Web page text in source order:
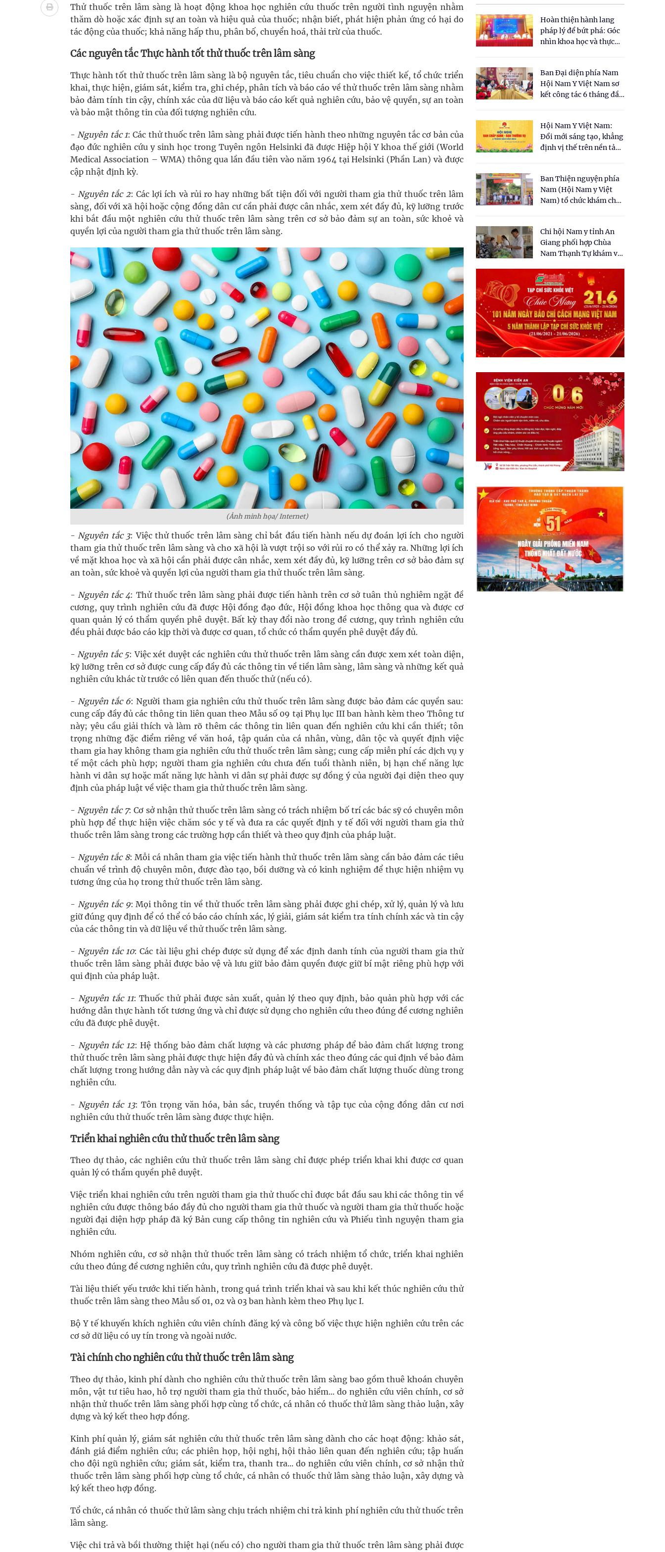
Vương Thành Công: Khi việc học bắt đầu từ trải nghiệm thực tế
Chấn chỉnh hoạt động kinh doanh dược liệu
Giải pháp nâng cao thị lực thời hiện đại
Triển khai đồng bộ các giải pháp quản lý chất lượng thuốc
Thử thuốc trên lâm sàng là hoạt động khoa học nghiên cứu thuốc trên người tình nguyện nhằm
thăm dò hoặc xác định sự an toàn và hiệu quả của thuốc; nhận biết, phát hiện phản ứng có hại do
tác động của thuốc; khả năng hấp thu, phân bố, chuyển hoá, thải trừ của thuốc.
Các nguyên tắc Thực hành tốt thử thuốc trên lâm sàng
Thực hành tốt thử thuốc trên lâm sàng là bộ nguyên tắc, tiêu chuẩn cho việc thiết kế, tổ chức triển
khai, thực hiện, giám sát, kiểm tra, ghi chép, phân tích và báo cáo về thử thuốc trên lâm sàng nhằm
bảo đảm tính tin cậy, chính xác của dữ liệu và báo cáo kết quả nghiên cứu, bảo vệ quyền, sự an toàn
và bảo mật thông tin của đối tượng nghiên cứu.
- Nguyên tắc 1: Các thử thuốc trên lâm sàng phải được tiến hành theo những nguyên tắc cơ bản của
đạo đức nghiên cứu y sinh học trong Tuyên ngôn Helsinki đã được Hiệp hội Y khoa thế giới (World
Medical Association – WMA) thông qua lần đầu tiên vào năm 1964 tại Helsinki (Phần Lan) và được
cập nhật định kỳ.
- Nguyên tắc 2: Các lợi ích và rủi ro hay những bất tiện đối với người tham gia thử thuốc trên lâm
sàng, đối với xã hội hoặc cộng đồng dân cư cần phải được cân nhắc, xem xét đầy đủ, kỹ lưỡng trước
khi bắt đầu một nghiên cứu thử thuốc trên lâm sàng trên cơ sở bảo đảm sự an toàn, sức khoẻ và
quyền lợi của người tham gia thử thuốc trên lâm sàng.
(Ảnh minh họa/ Internet)
- Nguyên tắc 3: Việc thử thuốc trên lâm sàng chỉ bắt đầu tiến hành nếu dự đoán lợi ích cho người
tham gia thử thuốc trên lâm sàng và cho xã hội là vượt trội so với rủi ro có thể xảy ra. Những lợi ích
về mặt khoa học và xã hội cần phải được cân nhắc, xem xét đầy đủ, kỹ lưỡng trên cơ sở bảo đảm sự
an toàn, sức khoẻ và quyền lợi của người tham gia thử thuốc trên lâm sàng.
- Nguyên tắc 4: Thử thuốc trên lâm sàng phải được tiến hành trên cơ sở tuân thủ nghiêm ngặt đề
cương, quy trình nghiên cứu đã được Hội đồng đạo đức, Hội đồng khoa học thông qua và được cơ
quan quản lý có thẩm quyền phê duyệt. Bất kỳ thay đổi nào trong đề cương, quy trình nghiên cứu
đều phải được báo cáo kịp thời và được cơ quan, tổ chức có thẩm quyền phê duyệt đầy đủ.
- Nguyên tắc 5: Việc xét duyệt các nghiên cứu thử thuốc trên lâm sàng cần được xem xét toàn diện,
kỹ lưỡng trên cơ sở được cung cấp đầy đủ các thông tin về tiền lâm sàng, lâm sàng và những kết quả
nghiên cứu khác từ trước có liên quan đến thuốc thử (nếu có).
- Nguyên tắc 6: Người tham gia nghiên cứu thử thuốc trên lâm sàng được bảo đảm các quyền sau:
cung cấp đầy đủ các thông tin liên quan theo Mẫu số 09 tại Phụ lục III ban hành kèm theo Thông tư
này; yêu cầu giải thích và làm rõ thêm các thông tin liên quan đến nghiên cứu khi cần thiết; tôn
trọng những đặc điểm riêng về văn hoá, tập quán của cá nhân, vùng, dân tộc và quyết định việc
tham gia hay không tham gia nghiên cứu thử thuốc trên lâm sàng; cung cấp miễn phí các dịch vụ y
tế một cách phù hợp; người tham gia nghiên cứu chưa đến tuổi thành niên, bị hạn chế năng lực
hành vi dân sự hoặc mất năng lực hành vi dân sự phải được sự đồng ‎ý của người đại diện theo quy
định của pháp luật về việc tham gia thử thuốc trên lâm sàng.
- Nguyên tắc 7: Cơ sở nhận thử thuốc trên lâm sàng có trách nhiệm bố trí các bác sỹ có chuyên môn
phù hợp để thực hiện việc chăm sóc y tế và đưa ra các quyết định y tế đối với người tham gia thử
thuốc trên lâm sàng trong các trường hợp cần thiết và theo quy định của pháp luật.
- Nguyên tắc 8: Mỗi cá nhân tham gia việc tiến hành thử thuốc trên lâm sàng cần bảo đảm các tiêu
chuẩn về trình độ chuyên môn, được đào tạo, bồi dưỡng và có kinh nghiệm để thực hiện nhiệm vụ
tương ứng của họ trong thử thuốc trên lâm sàng.
- Nguyên tắc 9: Mọi thông tin về thử thuốc trên lâm sàng phải được ghi chép, xử lý, quản lý và lưu
giữ đúng quy định để có thể có báo cáo chính xác, lý giải, giám sát kiểm tra tính chính xác và tin cậy
của các thông tin và dữ liệu về thử thuốc trên lâm sàng.
- Nguyên tắc 10: Các tài liệu ghi chép được sử dụng để xác định danh tính của người tham gia thử
thuốc trên lâm sàng phải được bảo vệ và lưu giữ bảo đảm quyền được giữ bí mật riêng phù hợp với
qui định của pháp luật.
- Nguyên tắc 11: Thuốc thử phải được sản xuất, quản lý theo quy định, bảo quản phù hợp với các
hướng dẫn thực hành tốt tương ứng và chỉ được sử dụng cho nghiên cứu theo đúng đề cương nghiên
cứu đã được phê duyệt.
- Nguyên tắc 12: Hệ thống bảo đảm chất lượng và các phương pháp để bảo đảm chất lượng trong
thử thuốc trên lâm sàng phải được thực hiện đầy đủ và chính xác theo đúng các qui định về bảo đảm
chất lượng trong hướng dẫn này và các quy định pháp luật về bảo đảm chất lượng thuốc dùng trong
nghiên cứu.
- Nguyên tắc 13: Tôn trọng văn hóa, bản sắc, truyền thống và tập tục của cộng đồng dân cư nơi
nghiên cứu thử thuốc trên lâm sàng được thực hiện.
Triển khai nghiên cứu thử thuốc trên lâm sàng
Theo dự thảo, các nghiên cứu thử thuốc trên lâm sàng chỉ được phép triển khai khi được cơ quan
quản lý có thẩm quyền phê duyệt.
Việc triển khai nghiên cứu trên người tham gia thử thuốc chỉ được bắt đầu sau khi các thông tin về
nghiên cứu được thông báo đầy đủ cho người tham gia thử thuốc và người tham gia thử thuốc hoặc
người đại diện hợp pháp đã ký Bản cung cấp thông tin nghiên cứu và Phiếu tình nguyện tham gia
nghiên cứu.
Nhóm nghiên cứu, cơ sở nhận thử thuốc trên lâm sàng có trách nhiệm tổ chức, triển khai nghiên
cứu theo đúng đề cương nghiên cứu, quy trình nghiên cứu đã được phê duyệt.
Tài liệu thiết yếu trước khi tiến hành, trong quá trình triển khai và sau khi kết thúc nghiên cứu thử
thuốc trên lâm sàng theo Mẫu số 01, 02 và 03 ban hành kèm theo Phụ lục I.
Bộ Y tế khuyến khích nghiên cứu viên chính đăng ký và công bố việc thực hiện nghiên cứu trên các
cơ sở dữ liệu có uy tín trong và ngoài nước.
Tài chính cho nghiên cứu thử thuốc trên lâm sàng
Theo dự thảo, kinh phí dành cho nghiên cứu thử thuốc trên lâm sàng bao gồm thuê khoán chuyên
môn, vật tư tiêu hao, hỗ trợ người tham gia thử thuốc, bảo hiểm... do nghiên cứu viên chính, cơ sở
nhận thử thuốc trên lâm sàng phối hợp cùng tổ chức, cá nhân có thuốc thử lâm sàng thảo luận, xây
dựng và ký kết theo hợp đồng.
Kinh phí quản lý, giám sát nghiên cứu thử thuốc trên lâm sàng dành cho các hoạt động: khảo sát,
đánh giá điểm nghiên cứu; các phiên họp, hội nghị, hội thảo liên quan đến nghiên cứu; tập huấn
cho đội ngũ nghiên cứu; giám sát, kiểm tra, thanh tra... do nghiên cứu viên chính, cơ sở nhận thử
thuốc trên lâm sàng phối hợp cùng tổ chức, cá nhân có thuốc thử lâm sàng thảo luận, xây dựng và
ký kết theo hợp đồng.
Tổ chức, cá nhân có thuốc thử lâm sàng chịu trách nhiệm chi trả kinh phí nghiên cứu thử thuốc trên
lâm sàng.
Việc chi trả và bồi thường thiệt hại (nếu có) cho người tham gia thử thuốc trên lâm sàng phải được
Hoàn thiện hành lang
pháp lý để bứt phá: Góc
nhìn khoa học và thực
cho Luật Y dược cổ
truyền Việt Nam"
Ban Đại diện phía Nam
Hội Nam Y Việt Nam sơ
kết công tác 6 tháng đầu
Hội Nam Y Việt Nam:
Đổi mới sáng tạo, khẳng
định vị thế trên nền tảng
Ban Thiện nguyện phía
Nam (Hội Nam y Việt
Nam) tổ chức khám chữa
dân tại xã Tân Tập
Chi hội Nam y tỉnh An
Giang phối hợp Chùa
Nam Thạnh Tự khám và
nhân dân